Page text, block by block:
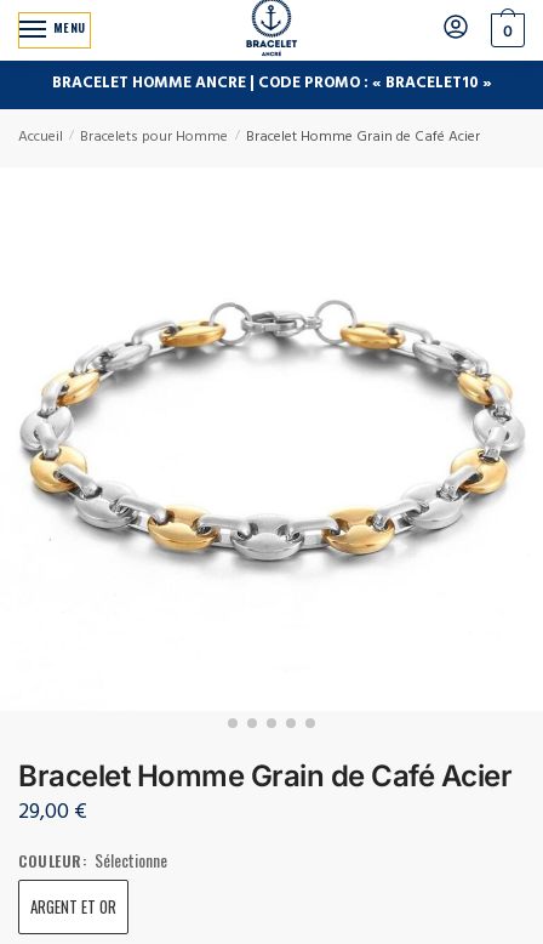
MENU 0
BRACELET HOMME ANCRE | CODE PROMO : « BRACELET10 »
Accueil / Bracelets pour Homme / Bracelet Homme Grain de Café Acier
Bracelet Homme Grain de Café Acier
29,00€
COULEUR: Sélectionne
ARGENT ET OR